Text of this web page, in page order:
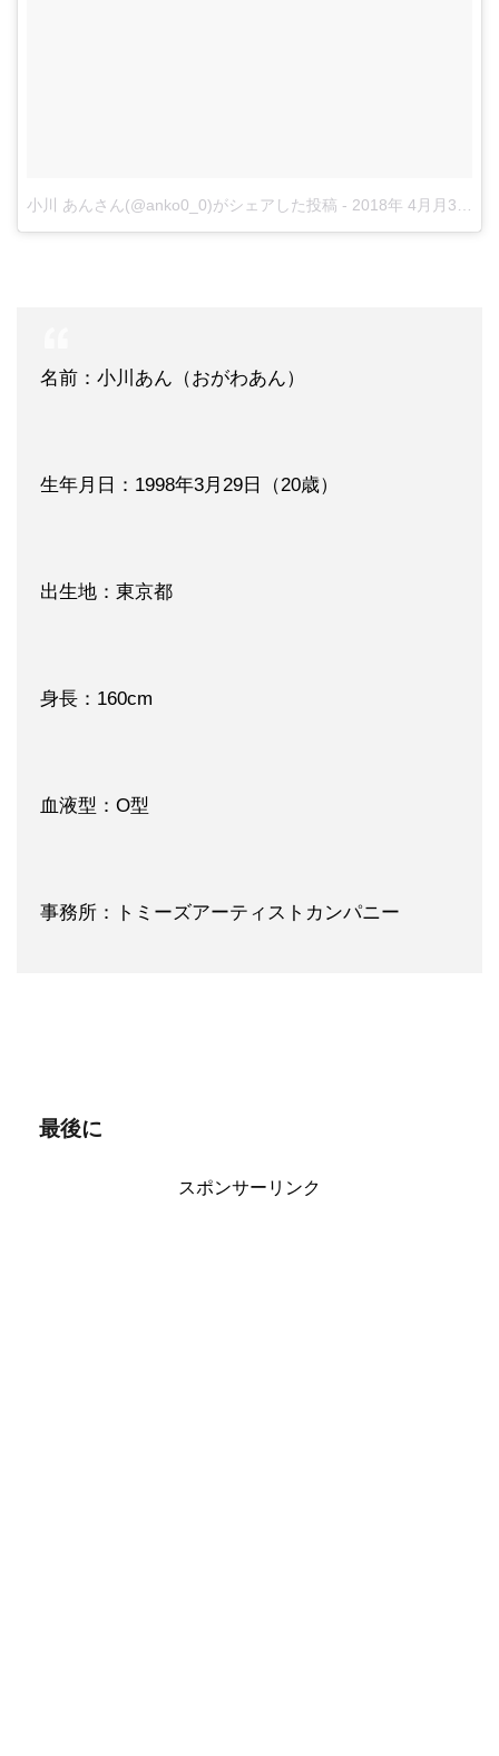
小川 あんさん(@anko0_0)がシェアした投稿 - 2018年 4月月3日午後11時06分PDT
名前：小川あん（おがわあん）
生年月日：1998年3月29日（20歳）
出生地：東京都
身長：160cm
血液型：O型
事務所：トミーズアーティストカンパニー
最後に
スポンサーリンク